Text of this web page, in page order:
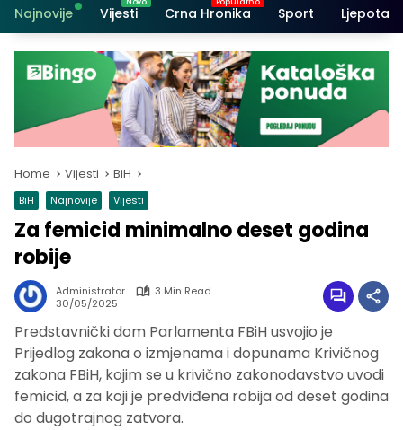
Najnovije Vijesti Crna Hronika Sport Ljepota i
Home Vijesti BiH
BiH Najnovije Vijesti
Za femicid minimalno deset godina
robije
Administrator
3 Min Read
30/05/2025
Predstavnički dom Parlamenta FBiH usvojio je
Prijedlog zakona o izmjenama i dopunama Krivičnog
zakona FBiH, kojim se u krivično zakonodavstvo uvodi
femicid, a za koji je predviđena robija od deset godina
do dugotrajnog zatvora.